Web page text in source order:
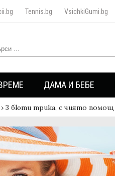
Tennis.bg VsichkiGumi.bg
ДАМА И БЕБЕ
› 3 бюти трика, с чиято помощ